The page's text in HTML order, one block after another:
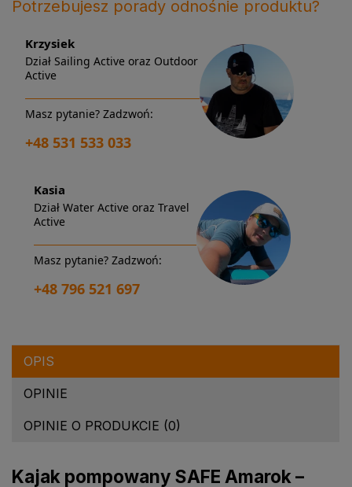
Potrzebujesz porady odnośnie produktu?
Krzysiek
Dział Sailing Active oraz Outdoor
Active
Masz pytanie? Zadzwoń:
+48 531 533 033
Kasia
Dział Water Active oraz Travel
Active
Masz pytanie? Zadzwoń:
+48 796 521 697
OPIS
OPINIE
OPINIE O PRODUKCIE (0)
Kajak pompowany SAFE Amarok –